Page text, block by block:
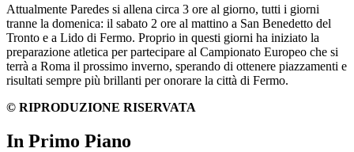
Attualmente Paredes si allena circa 3 ore al giorno, tutti i giorni
tranne la domenica: il sabato 2 ore al mattino a San Benedetto del
Tronto e a Lido di Fermo. Proprio in questi giorni ha iniziato la
preparazione atletica per partecipare al Campionato Europeo che si
terrà a Roma il prossimo inverno, sperando di ottenere piazzamenti e
risultati sempre più brillanti per onorare la città di Fermo.
© RIPRODUZIONE RISERVATA
In Primo Piano